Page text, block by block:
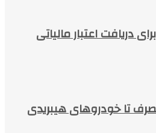
دریافت اعتبار مالیاتی
تا خودروهای هیبریدی